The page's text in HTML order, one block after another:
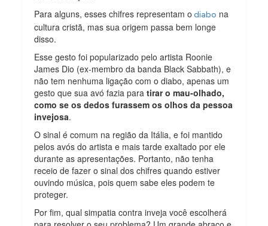
Para alguns, esses chifres representam o diabo na
cultura cristã, mas sua origem passa bem longe
disso.
Esse gesto foi popularizado pelo artista Roonie
James Dio (ex-membro da banda Black Sabbath), e
não tem nenhuma ligação com o diabo, apenas um
gesto que sua avó fazia paratirar o mau-olhado,
como se os dedos furassem os olhos da pessoa
invejosa.
O sinal é comum na região da Itália, e foi mantido
pelos avós do artista e mais tarde exaltado por ele
durante as apresentações. Portanto, não tenha
receio de fazer o sinal dos chifres quando estiver
ouvindo música, pois quem sabe eles podem te
proteger.
Por fim, qual simpatia contra inveja você escolherá